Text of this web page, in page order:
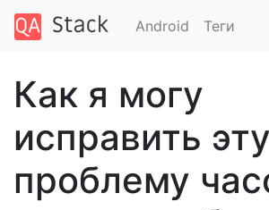
Android Теги
Как я могу
исправить эту
проблему